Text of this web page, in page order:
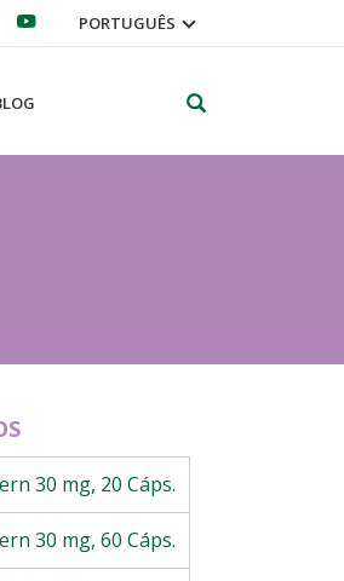
PORTUGUÊS
30 mg, 20 Cáps.
30 mg, 60 Cáps.